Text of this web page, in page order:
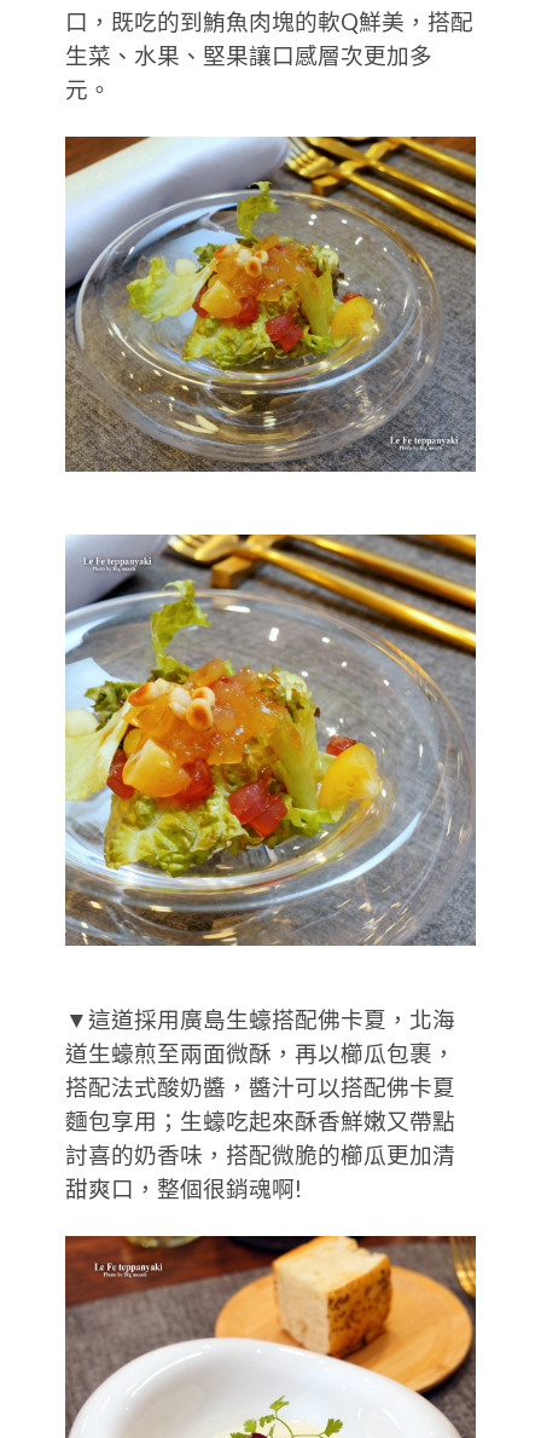
口，既吃的到鮪魚肉塊的軟Q鮮美，搭配
生菜、水果、堅果讓口感層次更加多
元。
▼這道採用廣島生蠔搭配佛卡夏，北海
道生蠔煎至兩面微酥，再以櫛瓜包裹，
搭配法式酸奶醬，醬汁可以搭配佛卡夏
麵包享用；生蠔吃起來酥香鮮嫩又帶點
討喜的奶香味，搭配微脆的櫛瓜更加清
甜爽口，整個很銷魂啊!